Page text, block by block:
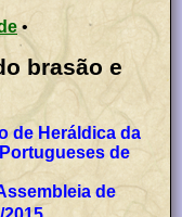
•
de Heráldica da
de
de